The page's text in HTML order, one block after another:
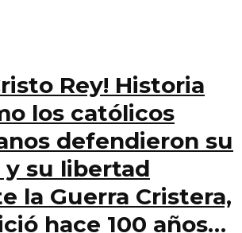
Rey! Historia
los católicos
defendieron su
y su libertad
la Guerra Cristera,
hace 100 años…